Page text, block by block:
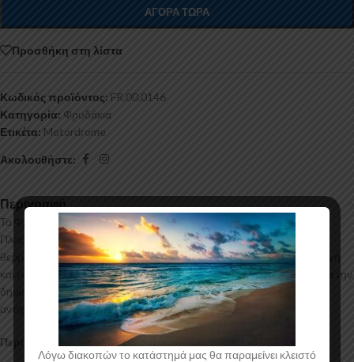
ΑΓΟΡΆ ΤΏΡΑ
Προσθήκη στη λίστα
Κωδικός προϊόντος: FR.00.0146
Κατηγορία: Φρυδάκια
Ετικέτα: Motordrome
Ακολουθήστε:
Περιγραφή
Τα Φρυδάκια για το Skoda Octavia Mk3 κατασκευάζονται από ABS
Πλαστικό υψηλής ποιότητας και αισθητικής σε μηχανές
θερμοδιαμόρφωσης τελευταίας τεχνολογίας έχοντας άψογη εφαρμογή
και εύκολη τοποθέτηση. Το υλικό πλαστικού που χρησιμοποιείται για την
δημιουργία προϊόντων έρχεται σε Μαύρο Γυαλιστερό χρώμα και με
αντιχαρακτική επιφάνεια.
Περιεχόμενα Συσκευασίας:
Λόγω διακοπών το κατάστημά μας θα παραμείνει κλειστό